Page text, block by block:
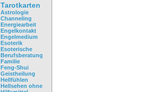
Tarotkarten
Astrologie
Channeling
Energiearbeit
Engelkontakt
Engelmedium
Esoterik
Esoterische
Berufsberatung
Familie
Feng-Shui
Geistheilung
Hellfühlen
Hellsehen ohne